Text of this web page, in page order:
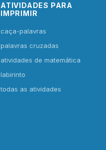
ATIVIDADES PARA
IMPRIMIR
caça-palavras
palavras cruzadas
atividades de matemática
labirinto
todas as atividades